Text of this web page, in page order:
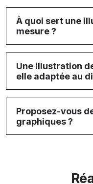
À quoi sert une
mesure ?
Une illustration
elle adaptée au
Proposez-vous
graphiques ?